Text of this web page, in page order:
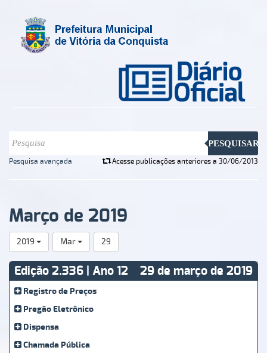
PESQUISAR
Pesquisa avançada Acesse publicações anteriores a 30/06/2013
Março de 2019
2019 Mar 29
Edição 2.336 | Ano 12 29 de março de 2019
Registro de Preços
Pregão Eletrônico
Dispensa
Chamada Pública